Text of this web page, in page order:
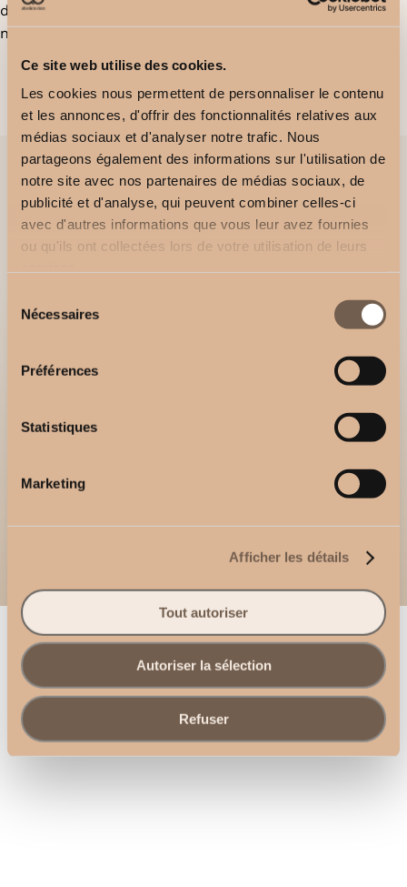
Ce site web utilise des cookies.
Les cookies nous permettent de personnaliser le contenu
et les annonces, d'offrir des fonctionnalités relatives aux
médias sociaux et d'analyser notre trafic. Nous
partageons également des informations sur l'utilisation de
notre site avec nos partenaires de médias sociaux, de
publicité et d'analyse, qui peuvent combiner celles-ci
avec d'autres informations que vous leur avez fournies
ou qu'ils ont collectées lors de votre utilisation de leurs
Nécessaires
Préférences
Statistiques
Marketing
Afficher les détails
Tout autoriser
Autoriser la sélection
Refuser
d’une clientèle internationale recherchant toujours la
nouveauté dans le design contemporain.
Voir tous les produits
DES PRODUITS D’EXCEPTION
Lire la vidéo